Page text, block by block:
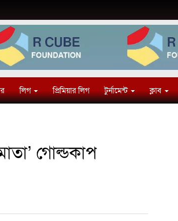
লিগ প্রিমিয়ার লিগ টুর্নামেন্ট ক্লাব
গোল্ডকাপ